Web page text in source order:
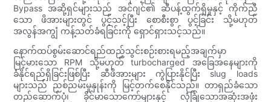
Bypass အဆို့ရှင်များသည် အင်ဂျင်၏ ဆီပန့်ထွက်ရှိမှုနှင့် ကိုက်ညီ
သော ဖိအားများတွင် ပွင့်သင့်ပြီး စောစီးစွာ ပွင့်ခြင်း သို့မဟုတ်
အလွန်အကျွံ ကန့်သတ်ခံရခြင်းကို ရှောင်ရှားသင့်သည်။
နောက်ထပ်စွမ်းဆောင်ရည်ထည့်သွင်းစဉ်းစားရမည့်အချက်မှာ
မြင့်မားသော RPM သို့မဟုတ် turbocharged အခြေအနေများကို
ခံနိုင်ရည်ရှိခြင်းဖြစ်ပြီး ဆီဖိအားများ ကွဲပြားနိုင်ပြီး slug loads
များသည် ညစ်ညမ်းမှုနှုန်းကို မြင့်တက်စေနိုင်သည်။ တာရှည်ခံသော
တည်ဆောက်ပုံ၊ ခိုင်မာသောကော်များနှင့် လုံခြုံသောအဆုံးအဖုံး